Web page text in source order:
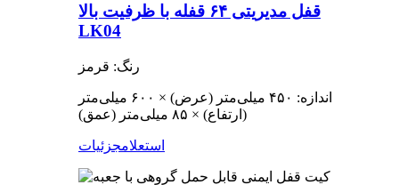
قفل مدیریتی ۶۴ قفله با ظرفیت بالا
LK04
رنگ: قرمز
اندازه: ۴۵۰ میلی‌متر (عرض) × ۶۰۰ میلی‌متر
(ارتفاع) × ۸۵ میلی‌متر (عمق)
استعلامجزئیات